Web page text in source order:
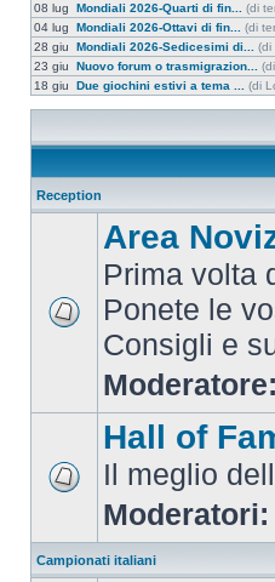
08 lug Mondiali 2026-Quarti di fin... (di
04 lug Mondiali 2026-Ottavi di fin... (di
28 giu Mondiali 2026-Sedicesimi di... (di
23 giu Nuovo forum o trasmigrazion...
18 giu Due giochini estivi a tema ... (di
Reception
Area
Prima volta
Ponete le
Consigli e
Moderatore:
Hall of
Il meglio
Moderatori:
Campionati italiani